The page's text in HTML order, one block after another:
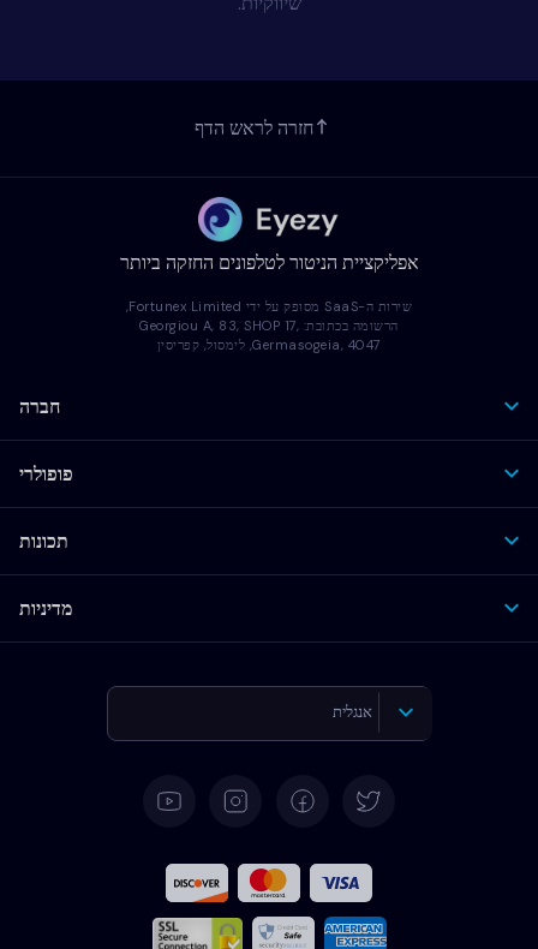
חזרה לראש הדף
אפליקציית הניטור לטלפונים החזקה ביותר
שירות ה-SaaS מסופק על ידי Fortunex Limited,
הרשומה בכתובת: Georgiou A, 83, SHOP 17,
Germasogeia, 4047, לימסול, קפריסין
חברה
פופולרי
תכונות
מדיניות
אנגלית
צרפתית